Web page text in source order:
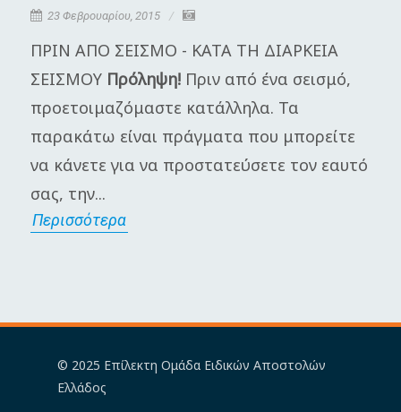
23 Φεβρουαρίου, 2015
ΠΡΙΝ ΑΠΟ ΣΕΙΣΜΟ - ΚΑΤΑ ΤΗ ΔΙΑΡΚΕΙΑ
ΣΕΙΣΜΟΥ Πρόληψη! Πριν από ένα σεισμό,
προετοιμαζόμαστε κατάλληλα. Τα
παρακάτω είναι πράγματα που μπορείτε
να κάνετε για να προστατεύσετε τον εαυτό
σας, την...
Περισσότερα
© 2025 Επίλεκτη Ομάδα Ειδικών Αποστολών
Ελλάδος